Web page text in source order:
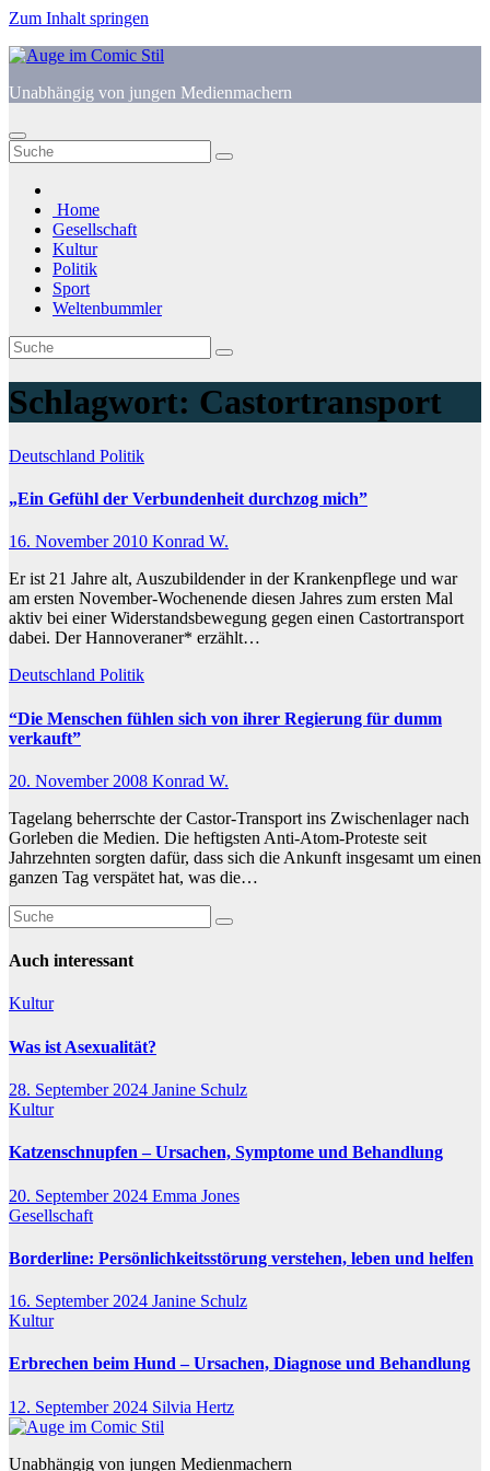
Zum Inhalt springen
Unabhängig von jungen Medienmachern
Home
Gesellschaft
Kultur
Politik
Sport
Weltenbummler
Schlagwort: Castortransport
Deutschland Politik
„Ein Gefühl der Verbundenheit durchzog mich”
16. November 2010 Konrad W.
Er ist 21 Jahre alt, Auszubildender in der Krankenpflege und war
am ersten November-Wochenende diesen Jahres zum ersten Mal
aktiv bei einer Widerstandsbewegung gegen einen Castortransport
dabei. Der Hannoveraner* erzählt…
Deutschland Politik
“Die Menschen fühlen sich von ihrer Regierung für dumm
verkauft”
20. November 2008 Konrad W.
Tagelang beherrschte der Castor-Transport ins Zwischenlager nach
Gorleben die Medien. Die heftigsten Anti-Atom-Proteste seit
Jahrzehnten sorgten dafür, dass sich die Ankunft insgesamt um einen
ganzen Tag verspätet hat, was die…
Auch interessant
Kultur
Was ist Asexualität?
28. September 2024 Janine Schulz
Kultur
Katzenschnupfen – Ursachen, Symptome und Behandlung
20. September 2024 Emma Jones
Gesellschaft
Borderline: Persönlichkeitsstörung verstehen, leben und helfen
16. September 2024 Janine Schulz
Kultur
Erbrechen beim Hund – Ursachen, Diagnose und Behandlung
12. September 2024 Silvia Hertz
Unabhängig von jungen Medienmachern